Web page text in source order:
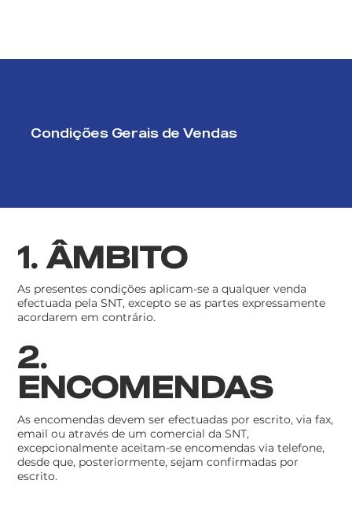
Condições Gerais de Vendas
1. ÂMBITO
As presentes condições aplicam-se a qualquer venda
efectuada pela SNT, excepto se as partes expressamente
acordarem em contrário.
2.
ENCOMENDAS
As encomendas devem ser efectuadas por escrito, via fax,
email ou através de um comercial da SNT,
excepcionalmente aceitam-se encomendas via telefone,
desde que, posteriormente, sejam confirmadas por
escrito.